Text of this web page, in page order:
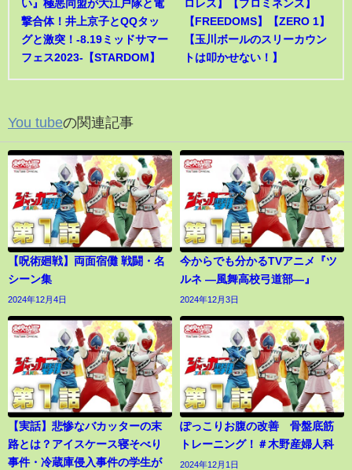
い』極悪同盟が大江戸隊と電
撃合体！井上京子とQQタッ
グと激突！-8.19ミッドサマー
フェス2023-【STARDOM】
ロレス】【プロミネンス】
【FREEDOMS】【ZERO 1】
【玉川ボールのスリーカウン
トは叩かせない！】
You tubeの関連記事
【呪術廻戦】両面宿儺 戦闘・名
シーン集
2024年12月4日
今からでも分かるTVアニメ『ツ
ルネ ―風舞高校弓道部―』
2024年12月3日
【実話】悲惨なバカッターの末
路とは？アイスケース寝そべり
事件・冷蔵庫侵入事件の学生が
ぽっこりお腹の改善 骨盤底筋
トレーニング！＃木野産婦人科
2024年12月1日